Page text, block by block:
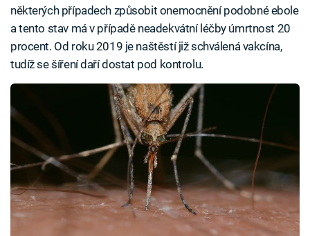
některých případech způsobit onemocnění podobné ebole
a tento stav má v případě neadekvátní léčby úmrtnost 20
procent. Od roku 2019 je naštěstí již schválená vakcína,
tudíž se šíření daří dostat pod kontrolu.